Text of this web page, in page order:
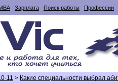
Зарплата Поиск работы Профессии
11 > Какие специальности выбрал